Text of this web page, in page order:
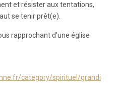
et résister aux tentations,
se tenir prêt(e).
rapprochant d’une église
category/spirituel/grandi